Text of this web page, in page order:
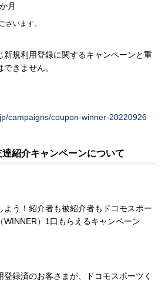
月
ざいます。
新規利用登録に関するキャンペーンと重
きません。
campaigns/coupon-winner-20220926
紹介キャンペーンについて
よう！紹介者も被紹介者もドコモスポー
WINNER）1口もらえるキャンペーン
登録済のお客さまが、ドコモスポーツく